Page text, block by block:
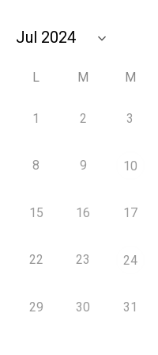
L M M
1 2 3
8 9 10
15 16 17
22 23 24
29 30 31